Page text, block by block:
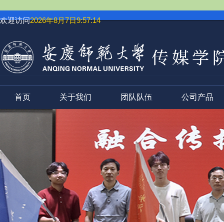
欢迎访问2026年8月7日9:57:15
首页 关于我们 团队队伍 公司产品